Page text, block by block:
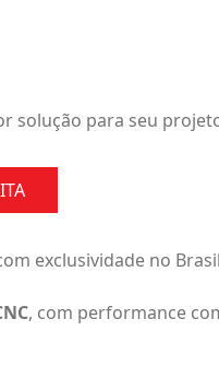
solução para seu
exclusividade no
, com performance